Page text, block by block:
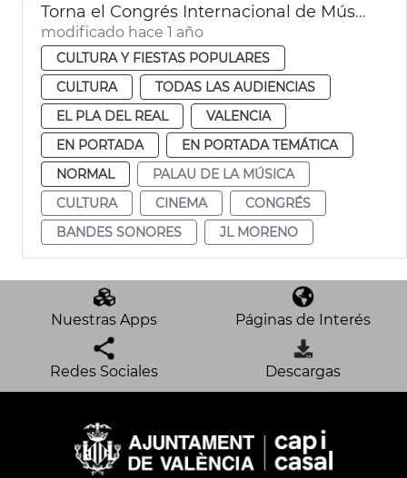
Torna el Congrés Internacional de Música de Cinema al Palau
modificado hace 1 año
CULTURA Y FIESTAS POPULARES
CULTURA
TODAS LAS AUDIENCIAS
EL PLA DEL REAL
VALENCIA
EN PORTADA
EN PORTADA TEMÁTICA
NORMAL
PALAU DE LA MÚSICA
CULTURA
CINEMA
CONGRÉS
BANDES SONORES
JL MORENO
Nuestras Apps Páginas de Interés
Redes Sociales Descargas